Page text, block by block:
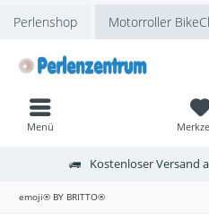
Perlenshop Motorroller
Kostenloser Versand
Menü
emoji® BY BRITTO®